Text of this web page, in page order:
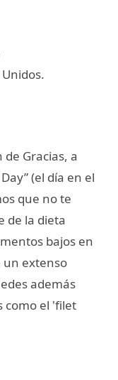
de Gracias, a
(el día en el
que no te
de la dieta
bajos en
un extenso
además
como el 'filet